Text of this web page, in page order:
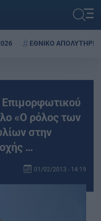
ΕΘΝΙΚΟ ΑΠΟΛΥΤΗΡΙΟ
«Ο ρόλος των
στην
…
01/02/2013 - 14:19